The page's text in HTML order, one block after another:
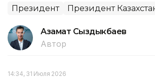
Президент Президент
Азамат Сыздыкбаев
Автор
14:34, 31 Июля 2026